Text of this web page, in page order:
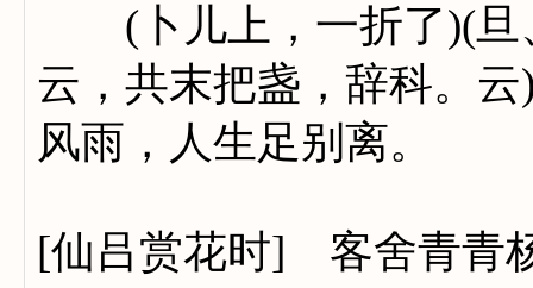
(卜儿上，一折了)(旦
云，共末把盏，辞科。
风雨，人生足别离。
[仙吕赏花时] 客舍青青